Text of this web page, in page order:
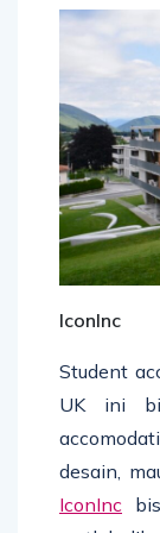
IconInc
Student
UK ini
desain,
IconInc